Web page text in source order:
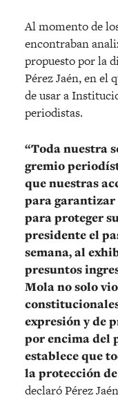
Al momento de
encontraban
propuesto por la
Pérez Jaén, en el
de usar a
periodistas.
“Toda nuestra
gremio
que nuestras
para
para proteger
presidente el
semana, al
presuntos
Mola no solo
expresión y de
por encima del
establece que
la protección
declaró Pérez